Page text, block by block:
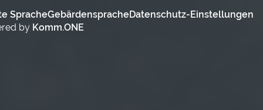
SpracheGebärdenspracheDatenschutz-Einstellungen
by Komm.ONE